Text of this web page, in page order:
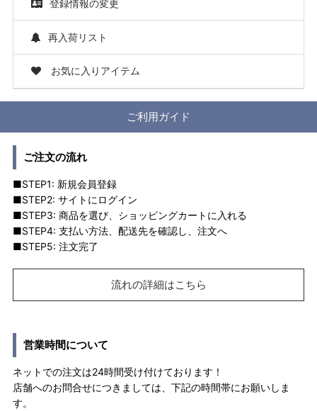
登録情報の変更
再入荷リスト
お気に入りアイテム
ご利用ガイド
ご注文の流れ
■STEP1: 新規会員登録
■STEP2: サイトにログイン
■STEP3: 商品を選び、ショッピングカートに入れる
■STEP4: 支払い方法、配送先を確認し、注文へ
■STEP5: 注文完了
流れの詳細はこちら
営業時間について
ネットでの注文は24時間受け付けております！
店舗へのお問合せにつきましては、下記の時間帯にお願いしま
す。